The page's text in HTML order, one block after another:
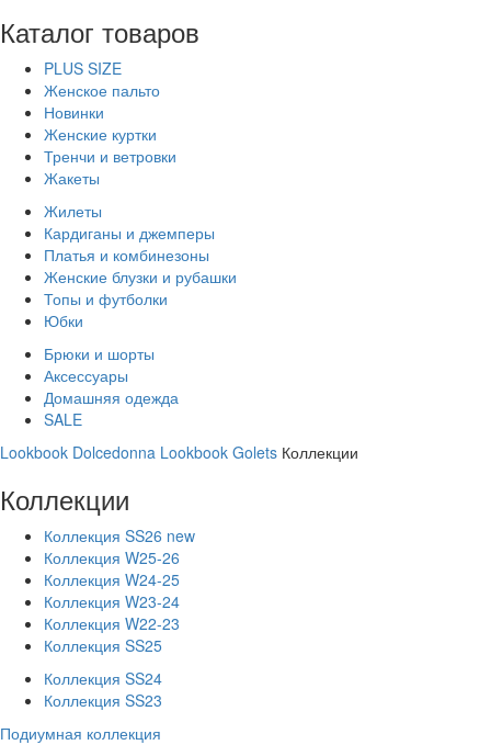
Каталог товаров
PLUS SIZE
Женское пальто
Новинки
Женские куртки
Тренчи и ветровки
Жакеты
Жилеты
Кардиганы и джемперы
Платья и комбинезоны
Женские блузки и рубашки
Топы и футболки
Юбки
Брюки и шорты
Аксессуары
Домашняя одежда
SALE
Lookbook Dolcedonna Lookbook Golets Коллекции
Коллекции
Коллекция SS26 new
Коллекция W25-26
Коллекция W24-25
Коллекция W23-24
Коллекция W22-23
Коллекция SS25
Коллекция SS24
Коллекция SS23
Подиумная коллекция